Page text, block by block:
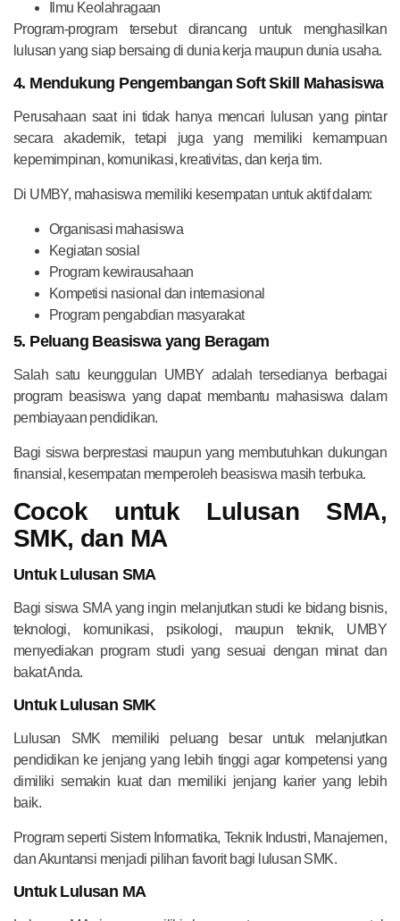
Ilmu Keolahragaan
Program-program tersebut dirancang untuk menghasilkan
lulusan yang siap bersaing di dunia kerja maupun dunia usaha.
4. Mendukung Pengembangan Soft Skill Mahasiswa
Perusahaan saat ini tidak hanya mencari lulusan yang pintar
secara akademik, tetapi juga yang memiliki kemampuan
kepemimpinan, komunikasi, kreativitas, dan kerja tim.
Di UMBY, mahasiswa memiliki kesempatan untuk aktif dalam:
Organisasi mahasiswa
Kegiatan sosial
Program kewirausahaan
Kompetisi nasional dan internasional
Program pengabdian masyarakat
5. Peluang Beasiswa yang Beragam
Salah satu keunggulan UMBY adalah tersedianya berbagai
program beasiswa yang dapat membantu mahasiswa dalam
pembiayaan pendidikan.
Bagi siswa berprestasi maupun yang membutuhkan dukungan
finansial, kesempatan memperoleh beasiswa masih terbuka.
Cocok untuk Lulusan SMA,
SMK, dan MA
Untuk Lulusan SMA
Bagi siswa SMA yang ingin melanjutkan studi ke bidang bisnis,
teknologi, komunikasi, psikologi, maupun teknik, UMBY
menyediakan program studi yang sesuai dengan minat dan
bakat Anda.
Untuk Lulusan SMK
Lulusan SMK memiliki peluang besar untuk melanjutkan
pendidikan ke jenjang yang lebih tinggi agar kompetensi yang
dimiliki semakin kuat dan memiliki jenjang karier yang lebih
baik.
Program seperti Sistem Informatika, Teknik Industri, Manajemen,
dan Akuntansi menjadi pilihan favorit bagi lulusan SMK.
Untuk Lulusan MA